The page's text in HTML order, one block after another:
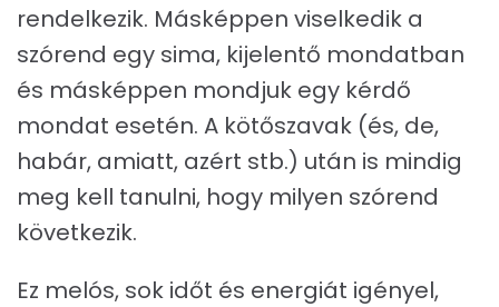
rendelkezik. Másképpen viselkedik a
szórend egy sima, kijelentő mondatban
és másképpen mondjuk egy kérdő
mondat esetén. A kötőszavak (és, de,
habár, amiatt, azért stb.) után is mindig
meg kell tanulni, hogy milyen szórend
következik.
Ez melós, sok időt és energiát igényel,